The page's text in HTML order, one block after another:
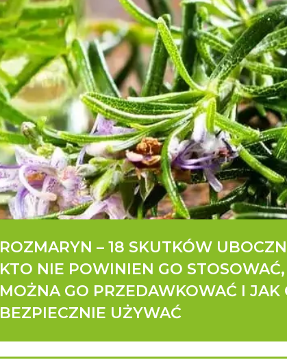
ROZMARYN – 18 SKUTKÓW
KTO NIE POWINIEN GO
MOŻNA GO PRZEDAWKOWAĆ I JAK
BEZPIECZNIE UŻYWAĆ